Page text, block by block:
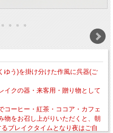
ゆう)を掛け分けた作風に呉器(ご
イクの器・来客用・贈り物として
コーヒー・紅茶・ココア・カフェ
物をお召し上がりいただくと、朝
ブレイクタイムとなり夜はご自